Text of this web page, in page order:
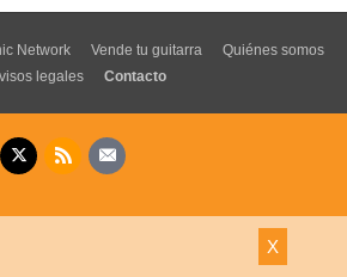
X
Network Vende tu guitarra
Quiénes somos
legales Contacto